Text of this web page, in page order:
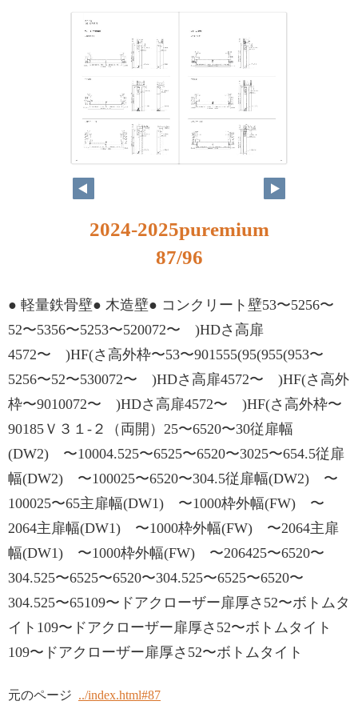
2024-2025puremium
87/96
● 軽量鉄骨壁● 木造壁● コンクリート壁53〜5256〜
52〜5356〜5253〜520072〜 )HDさ高扉
4572〜 )HF(さ高外枠〜53〜901555(95(955(953〜
5256〜52〜530072〜 )HDさ高扉4572〜 )HF(さ高外
枠〜9010072〜 )HDさ高扉4572〜 )HF(さ高外枠〜
90185Ｖ３１-２（両開）25〜6520〜30従扉幅
(DW2) 〜10004.525〜6525〜6520〜3025〜654.5従扉
幅(DW2) 〜100025〜6520〜304.5従扉幅(DW2) 〜
100025〜65主扉幅(DW1) 〜1000枠外幅(FW) 〜
2064主扉幅(DW1) 〜1000枠外幅(FW) 〜2064主扉
幅(DW1) 〜1000枠外幅(FW) 〜206425〜6520〜
304.525〜6525〜6520〜304.525〜6525〜6520〜
304.525〜65109〜ドアクローザー扉厚さ52〜ボトムタ
イト109〜ドアクローザー扉厚さ52〜ボトムタイト
109〜ドアクローザー扉厚さ52〜ボトムタイト
元のページ ../index.html#87